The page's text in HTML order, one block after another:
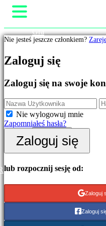
Wyróżnione
Nowe
gry
Free
to
Play
Kategorie
Gry
Gry
Gry
przygodowe
Gry
Gra
Rozgrywka
Wiadomości
Media
Wsparcie
Sklep
Zarejestruj się
Nie jesteś jeszcze członkiem?
Zaloguj się
Zaloguj się na swoje
Nie wylogowuj mnie
Zapomniałeś hasła?
Zaloguj się
lub rozpocznij sesję od:
Zaloguj
Zaloguj